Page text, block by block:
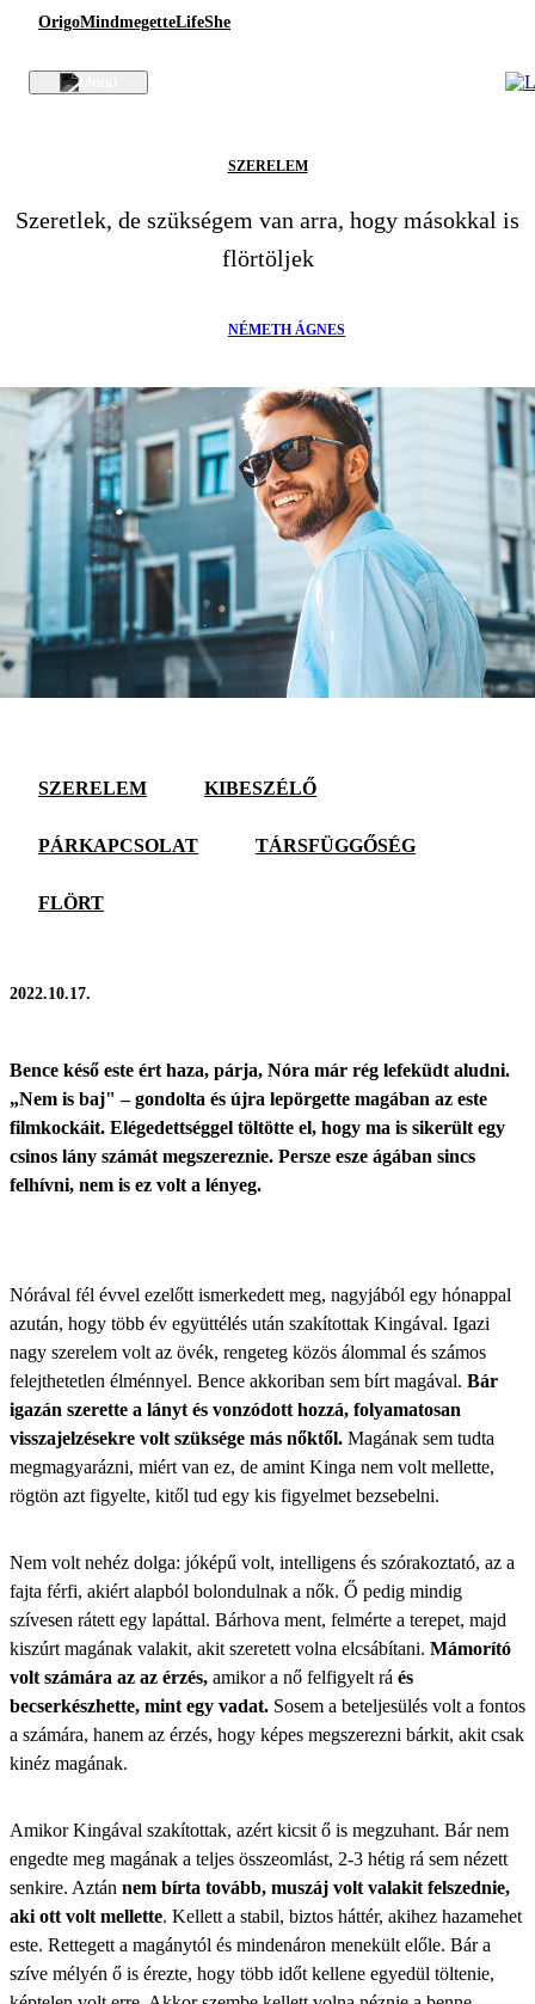
OrigoMindmegetteLifeShe
SZERELEM
Szeretlek, de szükségem van arra, hogy másokkal is
flörtöljek
NÉMETH ÁGNES
SZERELEM KIBESZÉLŐ
PÁRKAPCSOLAT TÁRSFÜGGŐSÉG
FLÖRT
2022.10.17.
Bence késő este ért haza, párja, Nóra már rég lefeküdt aludni.
„Nem is baj" – gondolta és újra lepörgette magában az este
filmkockáit. Elégedettséggel töltötte el, hogy ma is sikerült egy
csinos lány számát megszereznie. Persze esze ágában sincs
felhívni, nem is ez volt a lényeg.
Nórával fél évvel ezelőtt ismerkedett meg, nagyjából egy hónappal
azután, hogy több év együttélés után szakítottak Kingával. Igazi
nagy szerelem volt az övék, rengeteg közös álommal és számos
felejthetetlen élménnyel. Bence akkoriban sem bírt magával. Bár
igazán szerette a lányt és vonzódott hozzá, folyamatosan
visszajelzésekre volt szüksége más nőktől. Magának sem tudta
megmagyarázni, miért van ez, de amint Kinga nem volt mellette,
rögtön azt figyelte, kitől tud egy kis figyelmet bezsebelni.
Nem volt nehéz dolga: jóképű volt, intelligens és szórakoztató, az a
fajta férfi, akiért alapból bolondulnak a nők. Ő pedig mindig
szívesen rátett egy lapáttal. Bárhova ment, felmérte a terepet, majd
kiszúrt magának valakit, akit szeretett volna elcsábítani. Mámorító
volt számára az az érzés, amikor a nő felfigyelt rá és
becserkészhette, mint egy vadat. Sosem a beteljesülés volt a fontos
a számára, hanem az érzés, hogy képes megszerezni bárkit, akit csak
kinéz magának.
Amikor Kingával szakítottak, azért kicsit ő is megzuhant. Bár nem
engedte meg magának a teljes összeomlást, 2-3 hétig rá sem nézett
senkire. Aztán nem bírta tovább, muszáj volt valakit felszednie,
aki ott volt mellette. Kellett a stabil, biztos háttér, akihez hazamehet
este. Rettegett a magánytól és mindenáron menekült előle. Bár a
szíve mélyén ő is érezte, hogy több időt kellene egyedül töltenie,